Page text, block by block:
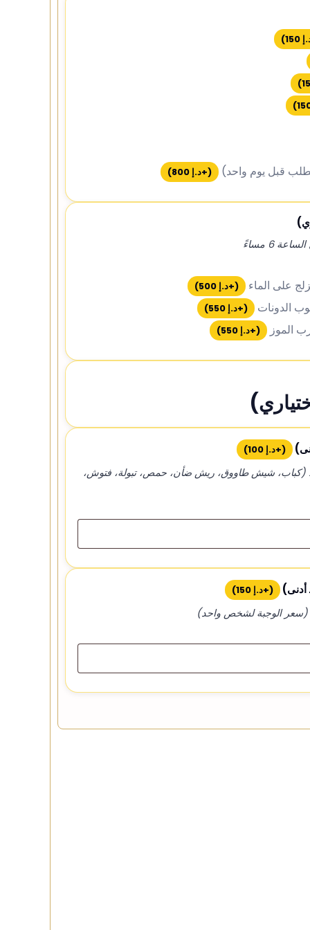
)
)
)
قبل يوم واحد) (+د.إ )
6 مساءً
على الماء (+د.إ )
الدونات (+د.إ )
الموز (+د.إ )
(+د.إ )
١٢ ظهرًا فقط (كباب، شيش طاووق، ريش ضأن، حمص، تبولة، فتوش،
أدنى) (+د.إ )